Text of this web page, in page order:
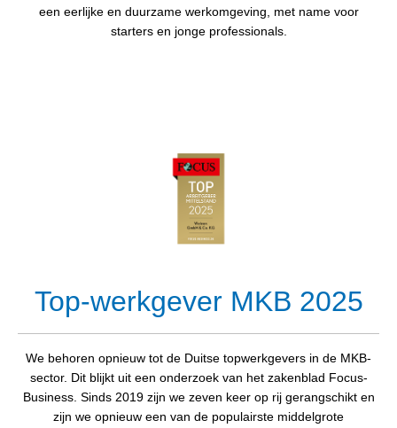
een eerlijke en duurzame werkomgeving, met name voor
starters en jonge professionals.
Top-werkgever MKB 2025
We behoren opnieuw tot de Duitse topwerkgevers in de MKB-
sector. Dit blijkt uit een onderzoek van het zakenblad Focus-
Business. Sinds 2019 zijn we zeven keer op rij gerangschikt en
zijn we opnieuw een van de populairste middelgrote